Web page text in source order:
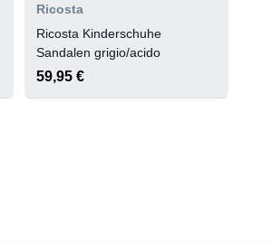
Ricosta
Ricosta Kinderschuhe
Sandalen grigio/acido
59,95 €